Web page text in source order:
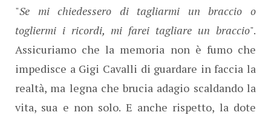
"Se mi chiedessero di tagliarmi un braccio o
togliermi i ricordi, mi farei tagliare un braccio".
Assicuriamo che la memoria non è fumo che
impedisce a Gigi Cavalli di guardare in faccia la
realtà, ma legna che brucia adagio scaldando la
vita, sua e non solo. E anche rispetto, la dote